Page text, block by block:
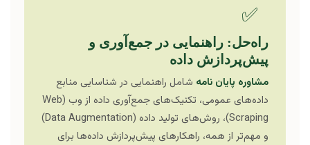
✅
راه‌حل: راهنمایی در جمع‌آوری و
پیش‌پردازش داده
مشاوره پایان نامه شامل راهنمایی در شناسایی منابع
داده‌های عمومی، تکنیک‌های جمع‌آوری داده از وب (Web
Scraping)، روش‌های تولید داده (Data Augmentation)
و مهم‌تر از همه، راهکارهای پیش‌پردازش داده‌ها برای